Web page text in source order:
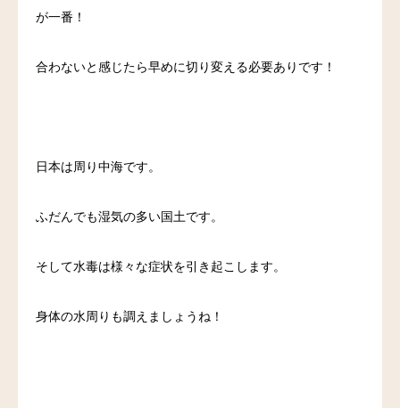
が一番！
合わないと感じたら早めに切り変える必要ありです！
日本は周り中海です。
ふだんでも湿気の多い国土です。
そして水毒は様々な症状を引き起こします。
身体の水周りも調えましょうね！